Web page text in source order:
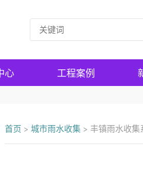
心 工程案例
首页 > 城市雨水收集> 丰镇雨水收集